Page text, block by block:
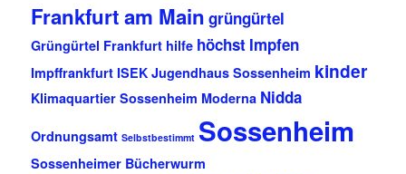
Frankfurt am Main grüngürtel
Grüngürtel Frankfurt hilfe höchst Impfen
Impffrankfurt ISEK Jugendhaus Sossenheim kinder
Klimaquartier Sossenheim Moderna Nidda
Ordnungsamt Selbstbestimmt Sossenheim
Sossenheimer Bücherwurm